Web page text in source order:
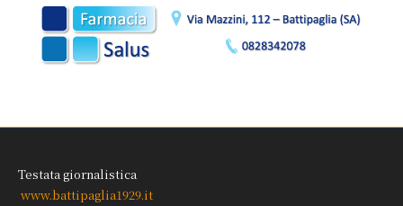
Testata giornalistica
www.battipaglia1929.it